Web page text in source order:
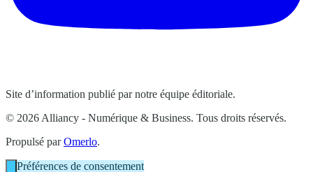
Site d’information publié par notre équipe éditoriale.
© 2026 Alliancy - Numérique & Business. Tous droits réservés.
Propulsé parOmerlo.
Préférences de consentement